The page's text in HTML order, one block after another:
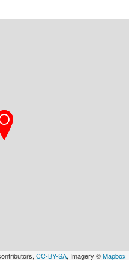
CC-BY-SA, Imagery ©Mapbox